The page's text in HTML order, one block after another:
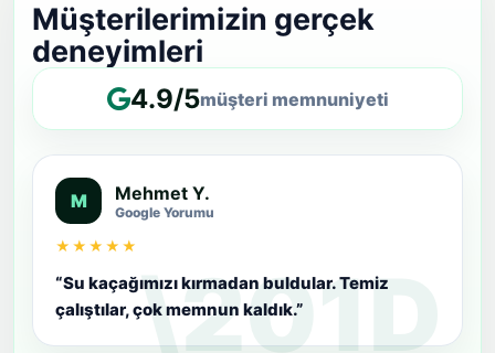
Müşterilerimizin gerçek
deneyimleri
4.9/5müşteri memnuniyeti
M Mehmet Y.
Google Yorumu
★★★★★
“Su kaçağımızı kırmadan buldular. Temiz
çalıştılar, çok memnun kaldık.”